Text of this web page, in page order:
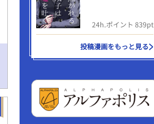
24h.ポイント 839pt
投稿漫画をもっと見る